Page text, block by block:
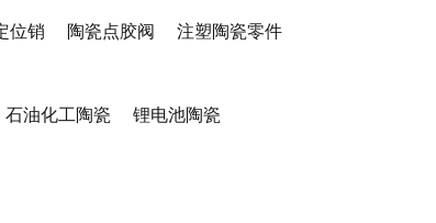
位销 陶瓷点胶阀 注塑陶瓷零件
石油化工陶瓷 锂电池陶瓷